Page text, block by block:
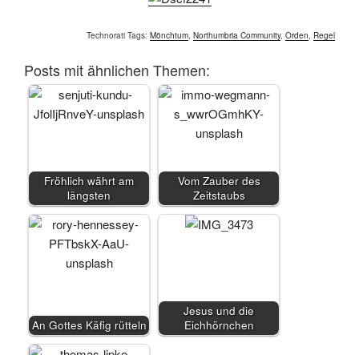
Technorati Tags: Mönchtum, Northumbria Community, Orden, Regel
Posts mit ähnlichen Themen:
Fröhlich währt am
längsten
Vom Zauber des
Zeitstaubs
An Gottes Käfig rütteln
Jesus und die
Eichhörnchen